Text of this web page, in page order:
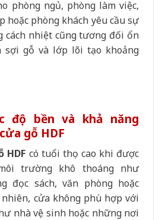
phòng ngủ, phòng làm việc,
hoặc phòng khách yêu cầu sự
cách nhiệt cũng tương đối ổn
sợi gỗ và lớp lõi tạo khoảng
độ bền và khả năng
gỗ HDF
HDF có tuổi thọ cao khi được
trường khô thoáng như
đọc sách, văn phòng hoặc
nhiên, cửa không phù hợp với
nhà vệ sinh hoặc những nơi